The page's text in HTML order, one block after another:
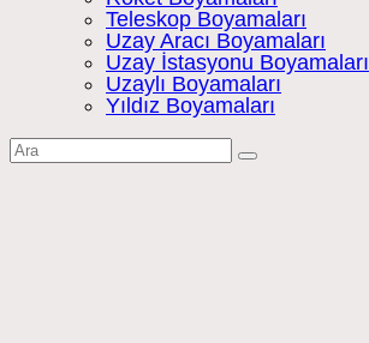
Teleskop Boyamaları
Uzay Aracı Boyamaları
Uzay İstasyonu Boyamaları
Uzaylı Boyamaları
Yıldız Boyamaları